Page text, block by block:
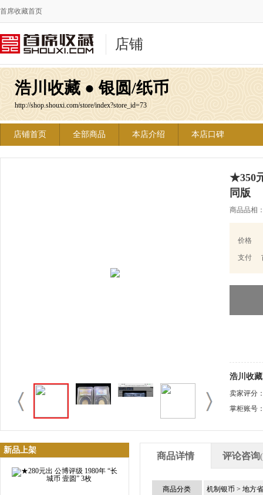
首席收藏首页
店铺
浩川收藏 ● 银圆/纸币
http://shop.shouxi.com/store/index?store_id=73
店铺首页 全部商品 本店介绍 本店口碑
★350
同版
商品品相
价格
支付
浩川收
卖家评分
掌柜账号
新品上架
商品详情 评论咨询(
商品分类 机制银币 > 地方